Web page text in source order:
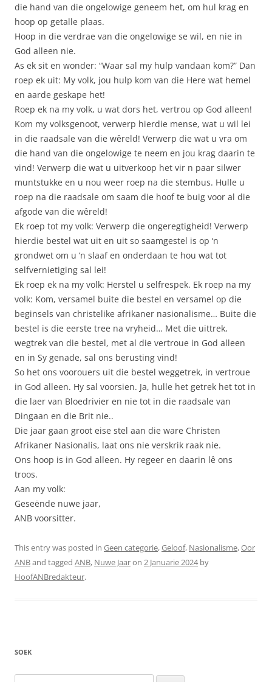
die hand van die ongelowige geneem het, om hul krag en
hoop op getalle plaas.
Hoop in die verdrae van die ongelowige se wil, en nie in
God alleen nie.
As ek sit en wonder: “Waar sal my hulp vandaan kom?” Dan
roep ek uit: My volk, jou hulp kom van die Here wat hemel
en aarde geskape het!
Roep ek na my volk, u wat dors het, vertrou op God alleen!
Kom my volksgenoot, verwerp hierdie mense, wat u wil lei
in die raadsale van die wêreld! Verwerp die wat u vra om
die hand van die ongelowige te neem en jou krag daarin te
vind! Verwerp die wat u uitverkoop het vir n paar silwer
muntstukke en u nou weer roep na die stembus. Hulle u
roep na die raadsale om saam die hoof te buig voor al die
afgode van die wêreld!
Ek roep tot my volk: Verwerp die ongeregtigheid! Verwerp
hierdie bestel wat uit en uit so saamgestel is op ‘n
grondwet om u ‘n slaaf en onderdaan te hou wat tot
selfvernietiging sal lei!
Ek roep ek na my volk: Herstel u selfrespek. Ek roep na my
volk: Kom, versamel buite die bestel en versamel op die
beginsels van christelike afrikaner nasionalisme… Buite die
bestel is die eerste tree na vryheid… Met die uittrek,
wegtrek van die bestel, met al die vertroue in God alleen
en in Sy genade, sal ons berusting vind!
So het ons voorouers uit die bestel weggetrek, in vertroue
in God alleen. Hy sal voorsien. Ja, hulle het getrek het tot in
die laer van Bloedrivier en nie tot in die raadsale van
Dingaan en die Brit nie..
Die jaar gaan groot eise stel aan die ware Christen
Afrikaner Nasionalis, laat ons nie verskrik raak nie.
Ons hoop is in God alleen. Hy regeer en daarin lê ons
troos.
Aan my volk:
Geseënde nuwe jaar,
ANB voorsitter.
This entry was posted in Geen categorie,Geloof, Nasionalisme,Oor
ANBand tagged ANB, Nuwe Jaaron 2 Januarie 2024by
HoofANBredakteur.
SOEK